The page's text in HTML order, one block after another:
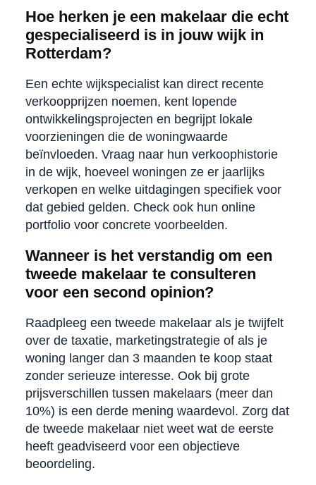
Hoe herken je een makelaar die echt
gespecialiseerd is in jouw wijk in
Rotterdam?
Een echte wijkspecialist kan direct recente
verkoopprijzen noemen, kent lopende
ontwikkelingsprojecten en begrijpt lokale
voorzieningen die de woningwaarde
beïnvloeden. Vraag naar hun verkoophistorie
in de wijk, hoeveel woningen ze er jaarlijks
verkopen en welke uitdagingen specifiek voor
dat gebied gelden. Check ook hun online
portfolio voor concrete voorbeelden.
Wanneer is het verstandig om een
tweede makelaar te consulteren
voor een second opinion?
Raadpleeg een tweede makelaar als je twijfelt
over de taxatie, marketingstrategie of als je
woning langer dan 3 maanden te koop staat
zonder serieuze interesse. Ook bij grote
prijsverschillen tussen makelaars (meer dan
10%) is een derde mening waardevol. Zorg dat
de tweede makelaar niet weet wat de eerste
heeft geadviseerd voor een objectieve
beoordeling.